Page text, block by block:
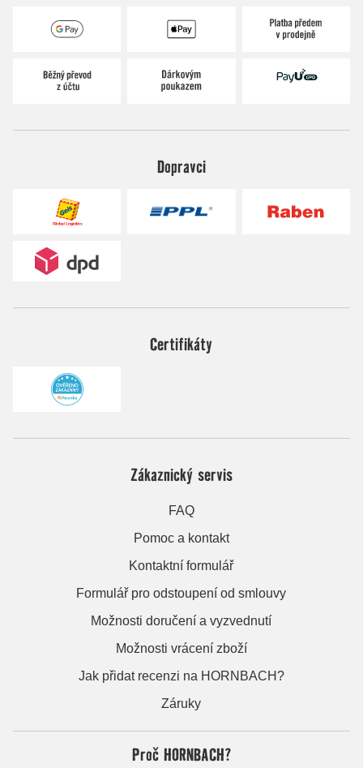
Dopravci
Certifikáty
Zákaznický servis
FAQ
Pomoc a kontakt
Kontaktní formulář
Formulář pro odstoupení od smlouvy
Možnosti doručení a vyzvednutí
Možnosti vrácení zboží
Jak přidat recenzi na HORNBACH?
Záruky
Proč HORNBACH?